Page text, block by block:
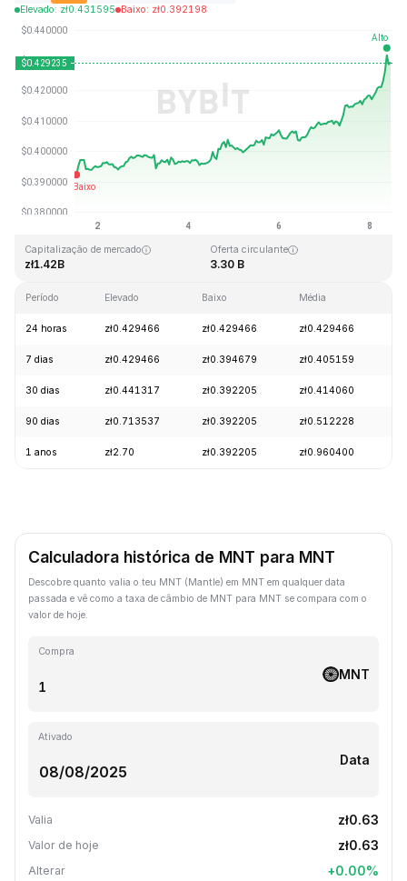
Elevado: zł0.431595 Baixo: zł0.392198
Última atualização: 2026-08-08, 11:09 GMT+0
Máximo histórico
Capitalização de mercado
zł1.42B
Oferta circulante
3.30 B
Período Elevado Baixo Média
24 horas zł0.429466 zł0.429466 zł0.429466
7 dias zł0.429466 zł0.394679 zł0.405159
30 dias zł0.441317 zł0.392205 zł0.414060
90 dias zł0.713537 zł0.392205 zł0.512228
1 anos zł2.70 zł0.392205 zł0.960400
Calculadora histórica de MNT para MNT
Descobre quanto valia o teu MNT (Mantle) em MNT em qualquer data
passada e vê como a taxa de câmbio de MNT para MNT se compara com o
valor de hoje.
Compra
MNT
Ativado
Data
Valia zł0.63
Valor de hoje zł0.63
Alterar +0.00%